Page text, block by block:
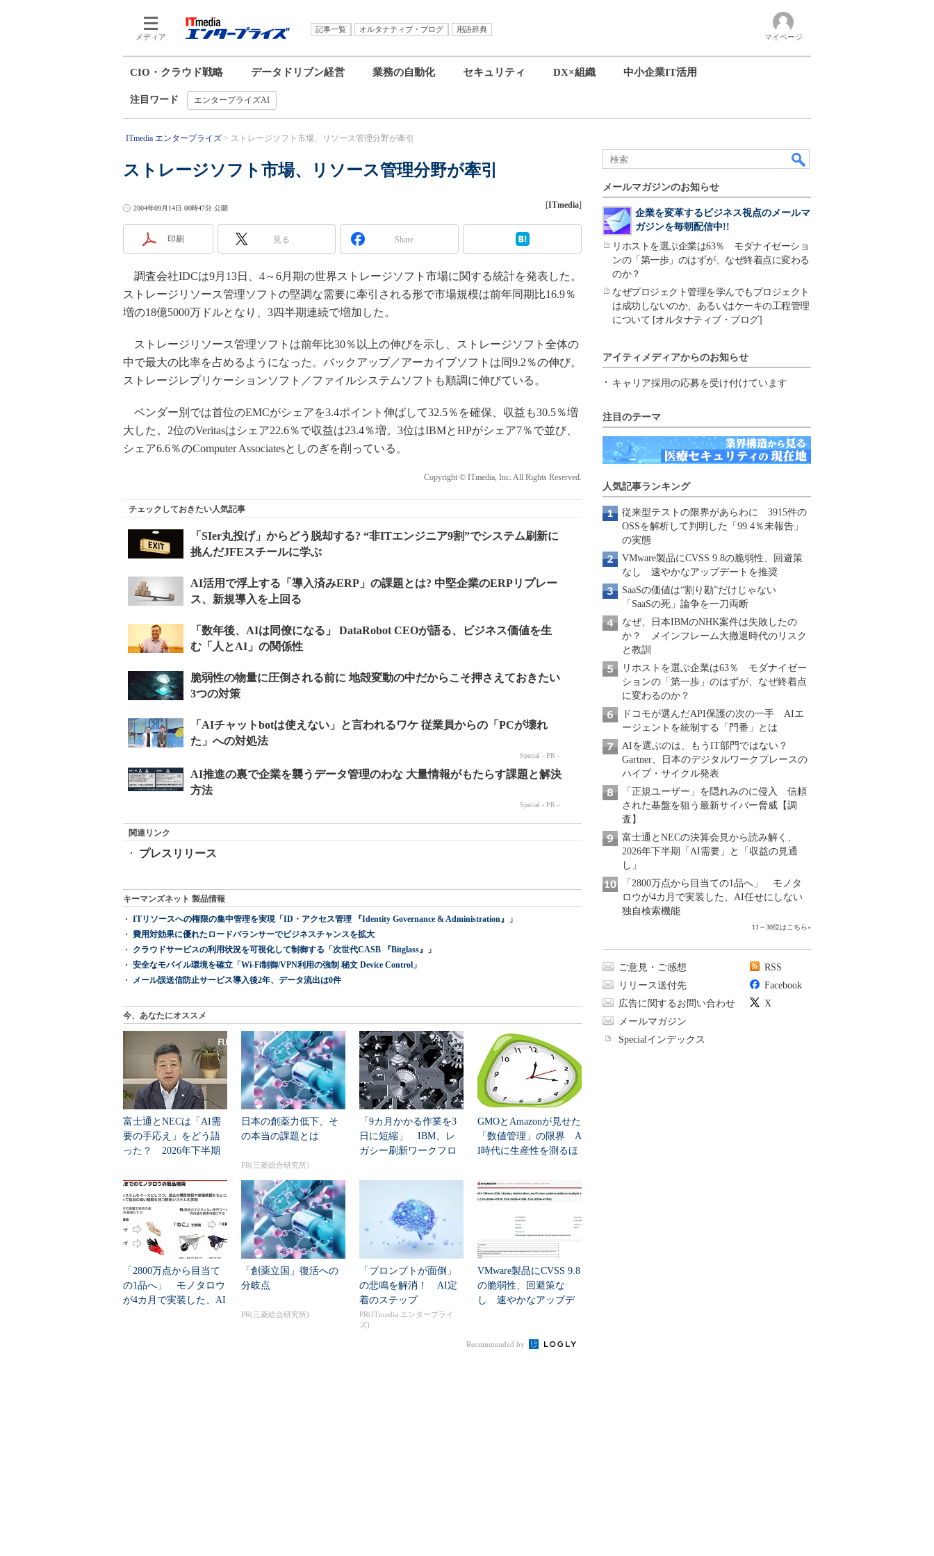
メディア
記事一覧 オルタナティブ・ブログ
用語辞典
マイページ
CIO・クラウド戦略 データドリブン経営 業務の自動化 セキュリティ DX×組織 中小企業IT活用
注目ワード エンタープライズAI
ITmedia エンタープライズ ストレージソフト市場、リソース管理分野が牽引
ストレージソフト市場、リソース管理分野が牽引
2004年09月14日 08時47分 公開 [ITmedia]
印刷 見る Share
調査会社IDCは9月13日、4～6月期の世界ストレージソフト市場に関する統計を発表した。
ストレージリソース管理ソフトの堅調な需要に牽引される形で市場規模は前年同期比16.9％
増の18億5000万ドルとなり、3四半期連続で増加した。
ストレージリソース管理ソフトは前年比30％以上の伸びを示し、ストレージソフト全体の
中で最大の比率を占めるようになった。バックアップ／アーカイブソフトは同9.2％の伸び。
ストレージレプリケーションソフト／ファイルシステムソフトも順調に伸びている。
ベンダー別では首位のEMCがシェアを3.4ポイント伸ばして32.5％を確保、収益も30.5％増
大した。2位のVeritasはシェア22.6％で収益は23.4％増。3位はIBMとHPがシェア7％で並び、
シェア6.6％のComputer Associatesとしのぎを削っている。
Copyright © ITmedia, Inc. All Rights Reserved.
チェックしておきたい人気記事
関連リンク
プレスリリース
キーマンズネット 製品情報
ITリソースへの権限の集中管理を実現「ID・アクセス管理 『Identity Governance & Administration』」
費用対効果に優れたロードバランサーでビジネスチャンスを拡大
クラウドサービスの利用状況を可視化して制御する「次世代CASB 『Bitglass』」
安全なモバイル環境を確立「Wi-Fi制御/VPN利用の強制 秘文 Device Control」
メール誤送信防止サービス導入後2年、データ流出は0件
今、あなたにオススメ
富士通とNECは「AI需
要の手応え」をどう語
った？ 2026年下半期
日本の創薬力低下、そ
の本当の課題とは
PR(三菱総合研究所)
「9カ月かかる作業を3
日に短縮」 IBM、レ
ガシー刷新ワークフロ
GMOとAmazonが見せた
「数値管理」の限界 A
I時代に生産性を測るほ
「2800万点から目当て
の1品へ」 モノタロウ
が4カ月で実装した、AI
「創薬立国」復活への
分岐点
PR(三菱総合研究所)
「プロンプトが面倒」
の悲鳴を解消！ AI定
着のステップ
PR(ITmedia エンタープライ
ズ)
VMware製品にCVSS 9.8
の脆弱性、回避策な
し 速やかなアップデ
Recommended by
メールマガジンのお知らせ
企業を変革するビジネス視点のメールマ
ガジンを毎朝配信中!!
リホストを選ぶ企業は63％ モダナイゼーショ
ンの「第一歩」のはずが、なぜ終着点に変わる
のか？
なぜプロジェクト管理を学んでもプロジェクト
は成功しないのか、あるいはケーキの工程管理
について [オルタナティブ・ブログ]
アイティメディアからのお知らせ
キャリア採用の応募を受け付けています
注目のテーマ
人気記事ランキング
従来型テストの限界があらわに 3915件の
OSSを解析して判明した「99.4％未報告」
の実態
VMware製品にCVSS 9.8の脆弱性、回避策
なし 速やかなアップデートを推奨
SaaSの価値は“割り勘”だけじゃない
「SaaSの死」論争を一刀両断
なぜ、日本IBMのNHK案件は失敗したの
か？ メインフレーム大撤退時代のリスク
と教訓
リホストを選ぶ企業は63％ モダナイゼー
ションの「第一歩」のはずが、なぜ終着点
に変わるのか？
ドコモが選んだAPI保護の次の一手 AIエ
ージェントを統制する「門番」とは
AIを選ぶのは、もうIT部門ではない？
Gartner、日本のデジタルワークプレースの
ハイプ・サイクル発表
「正規ユーザー」を隠れみのに侵入 信頼
された基盤を狙う最新サイバー脅威【調
査】
富士通とNECの決算会見から読み解く、
2026年下半期「AI需要」と「収益の見通
し」
「2800万点から目当ての1品へ」 モノタ
ロウが4カ月で実装した、AI任せにしない
独自検索機能
11～30位はこちら»
ご意見・ご感想
リリース送付先
広告に関するお問い合わせ
メールマガジン
Specialインデックス
RSS
Facebook
X